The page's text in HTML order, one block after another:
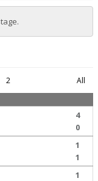
2
All
4
0
1
1
1